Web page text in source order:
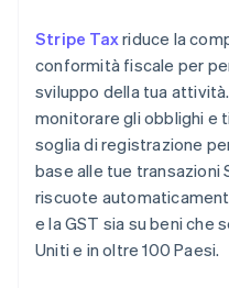
Stripe Taxriduce la
conformità fiscale per
sviluppo della tua
monitorare gli obblighi e
soglia di registrazione
base alle tue transazioni
riscuote
e la GST sia su beni che
Uniti e in oltre 100 Paesi.